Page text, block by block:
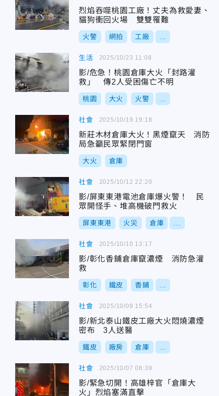
烈焰吞噬桃園工廠！丈夫為救愛妻、
貓狗衝回火場 雙雙罹難
火警 網拍 工廠
生活
影/危急！桃園倉庫大火「封路灌
救」 傳2人受困傷亡不明
桃園 大火 火警
2025/10/23 11:08
社會
新莊木材倉庫大火！黑煙竄天 消防
局急籲民眾緊閉門窗
大火 倉庫
2025/10/19 19:18
社會
影/屏東東港電池倉庫爆火警！ 民
眾開怪手、堆高機破門救火
屏東東港 火災 倉庫
2025/10/12 22:20
社會
影/彰化香鋪倉庫竄濃煙 消防急灌
救
彰化 鐵皮 香鋪
2025/10/10 13:17
社會
影/新北泰山鐵皮工廠大火悶燒濃煙
密布 3人送醫
鐵皮 廠房 倉庫
2025/10/09 15:54
社會
影/緊急切開！高雄梓官「倉庫大
火」烈焰塞滿直擊
2025/10/07 08:39